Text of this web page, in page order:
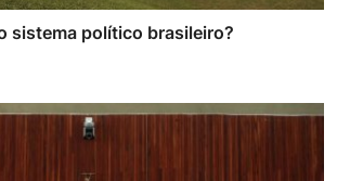
sistema político brasileiro?